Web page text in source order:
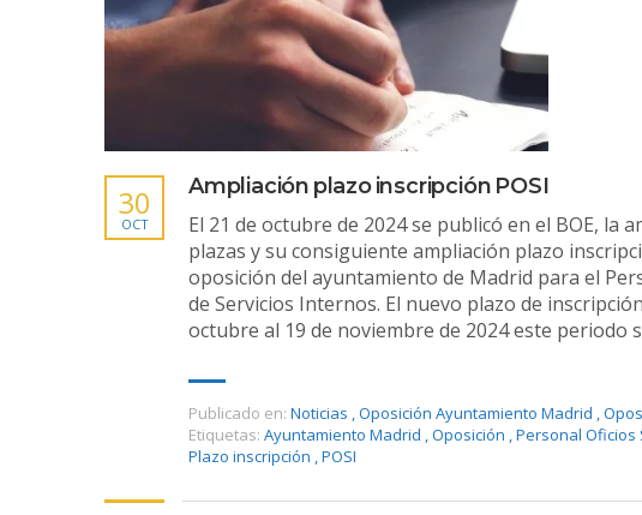
Ampliación plazo inscripción POSI
30
OCT
El 21 de octubre de 2024 se publicó en el BOE, la
plazas y su consiguiente ampliación plazo
oposición del ayuntamiento de Madrid para el
de Servicios Internos. El nuevo plazo de
octubre al 19 de noviembre de 2024 este periodo
Publicado en: Noticias ,Oposición Ayuntamiento Madrid ,
Etiquetas: Ayuntamiento Madrid ,Oposición ,Personal Oficios
Plazo inscripción ,POSI